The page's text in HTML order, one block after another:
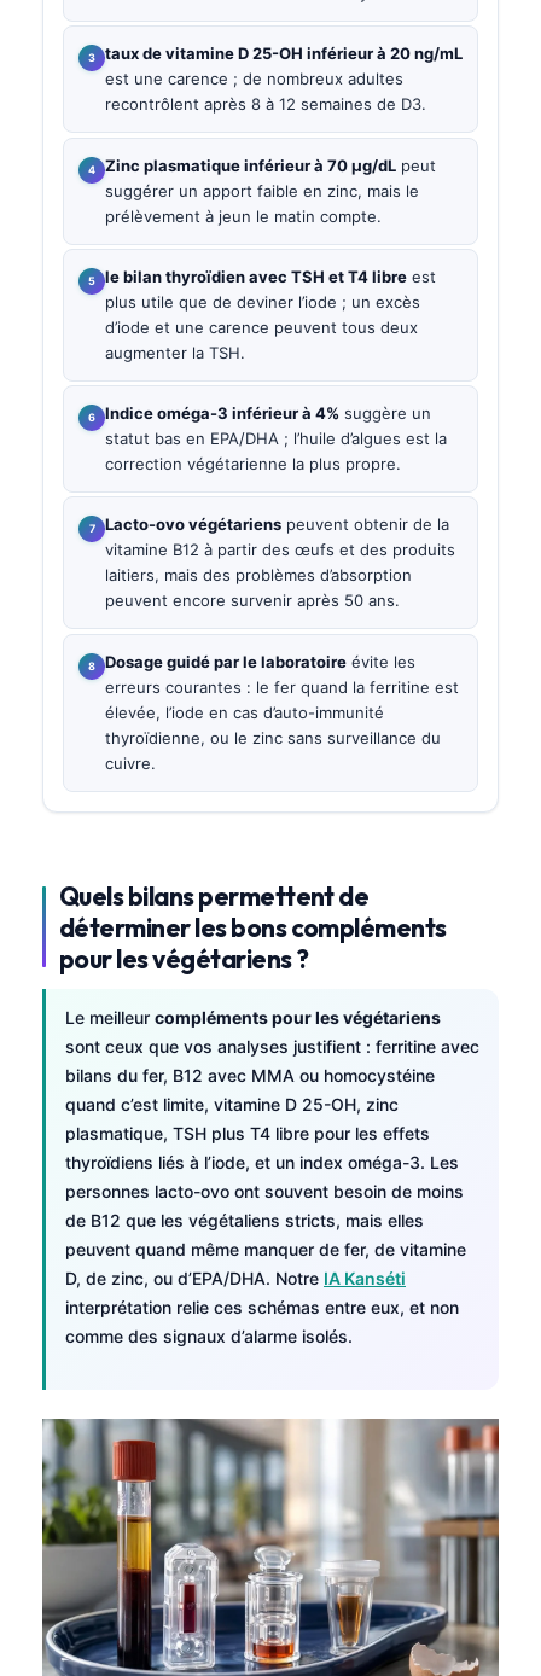
taux de vitamine D 25-OH inférieur à 20 ng/mL
est une carence ; de nombreux adultes
recontrôlent après 8 à 12 semaines de D3.
Zinc plasmatique inférieur à 70 µg/dL peut
suggérer un apport faible en zinc, mais le
prélèvement à jeun le matin compte.
le bilan thyroïdien avec TSH et T4 libre est
plus utile que de deviner l’iode ; un excès
d’iode et une carence peuvent tous deux
augmenter la TSH.
Indice oméga-3 inférieur à 4% suggère un
statut bas en EPA/DHA ; l’huile d’algues est la
correction végétarienne la plus propre.
Lacto-ovo végétariens peuvent obtenir de la
vitamine B12 à partir des œufs et des produits
laitiers, mais des problèmes d’absorption
peuvent encore survenir après 50 ans.
Dosage guidé par le laboratoire évite les
erreurs courantes : le fer quand la ferritine est
élevée, l’iode en cas d’auto-immunité
thyroïdienne, ou le zinc sans surveillance du
cuivre.
Quels bilans permettent de
déterminer les bons compléments
pour les végétariens ?
Le meilleur compléments pour les végétariens
sont ceux que vos analyses justifient : ferritine avec
bilans du fer, B12 avec MMA ou homocystéine
quand c’est limite, vitamine D 25-OH, zinc
plasmatique, TSH plus T4 libre pour les effets
thyroïdiens liés à l’iode, et un index oméga-3. Les
personnes lacto-ovo ont souvent besoin de moins
de B12 que les végétaliens stricts, mais elles
peuvent quand même manquer de fer, de vitamine
D, de zinc, ou d’EPA/DHA. Notre IA Kanséti
interprétation relie ces schémas entre eux, et non
comme des signaux d’alarme isolés.